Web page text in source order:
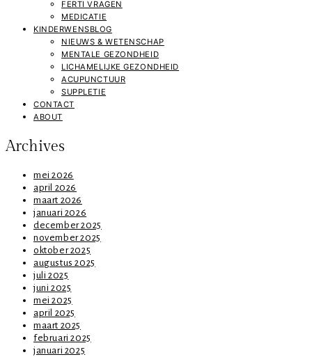
FERTI VRAGEN
MEDICATIE
KINDERWENSBLOG
NIEUWS & WETENSCHAP
MENTALE GEZONDHEID
LICHAMELIJKE GEZONDHEID
ACUPUNCTUUR
SUPPLETIE
CONTACT
ABOUT
Archives
mei 2026
april 2026
maart 2026
januari 2026
december 2025
november 2025
oktober 2025
augustus 2025
juli 2025
juni 2025
mei 2025
april 2025
maart 2025
februari 2025
januari 2025